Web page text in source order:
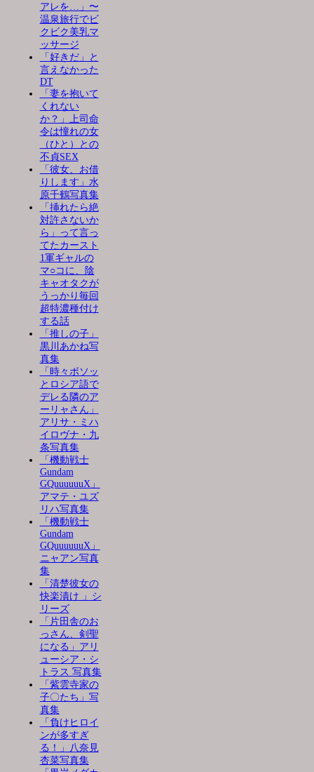
アレを…」〜
温泉旅行でビ
クビク美乳マ
ッサージ
「好きだ」と
言えなかった
DT
「妻を抱いて
くれない
か？」上司命
令は憧れの女
（ひと）との
不貞SEX
「彼女、お借
りします」水
原千鶴写真集
「挿れたら絶
対許さないか
ら」って言っ
てたカースト
1軍ギャルの
マ○コに、陰
キャオタクが
うっかり毎回
超特濃種付け
する話
「推しの子」
黒川あかね写
真集
「時々ボソッ
とロシア語で
デレる隣のア
ーリャさん」
アリサ・ミハ
イロヴナ・九
条写真集
「機動戦士
Gundam
GQuuuuuuX」
アマテ・ユズ
リハ写真集
「機動戦士
Gundam
GQuuuuuuX」
ニャアン写真
集
「清楚彼女の
快楽漬け 」シ
リーズ
「片田舎のお
っさん、剣聖
になる」アリ
ューシア・シ
トラス 写真集
「紫雲寺家の
子〇たち」写
真集
「負けヒロイ
ンが多すぎ
る！」八奈見
杏菜写真集